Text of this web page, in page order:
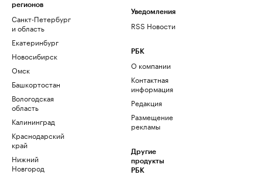
регионов
Санкт-Петербург
и область
Екатеринбург
Новосибирск
Омск
Башкортостан
Вологодская
область
Калининград
Краснодарский
край
Нижний
Новгород
Уведомления
RSS Новости
РБК
О компании
Контактная
информация
Редакция
Размещение
рекламы
Другие
продукты
РБК